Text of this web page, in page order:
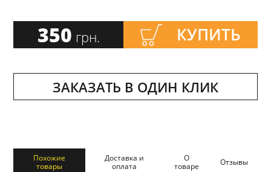
350 грн. КУПИТЬ
ЗАКАЗАТЬ В ОДИН КЛИК
Похожие
товары
Доставка и
оплата
О
товаре
Отзывы